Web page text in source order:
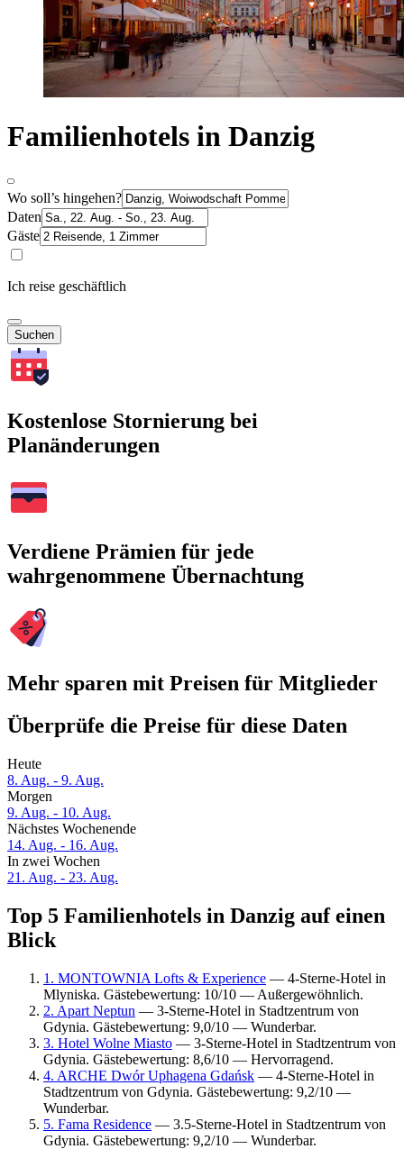
Familienhotels in Danzig
Wo soll’s hingehen?
Daten
Gäste
Ich reise geschäftlich
Suchen
Kostenlose Stornierung bei
Planänderungen
Verdiene Prämien für jede
wahrgenommene Übernachtung
Mehr sparen mit Preisen für Mitglieder
Überprüfe die Preise für diese Daten
Heute
8. Aug. - 9. Aug.
Morgen
9. Aug. - 10. Aug.
Nächstes Wochenende
14. Aug. - 16. Aug.
In zwei Wochen
21. Aug. - 23. Aug.
Top 5 Familienhotels in Danzig auf einen
Blick
1. MONTOWNIA Lofts & Experience — 4-Sterne-Hotel in
Mlyniska. Gästebewertung: 10/10 — Außergewöhnlich.
2. Apart Neptun — 3-Sterne-Hotel in Stadtzentrum von
Gdynia. Gästebewertung: 9,0/10 — Wunderbar.
3. Hotel Wolne Miasto — 3-Sterne-Hotel in Stadtzentrum von
Gdynia. Gästebewertung: 8,6/10 — Hervorragend.
4. ARCHE Dwór Uphagena Gdańsk — 4-Sterne-Hotel in
Stadtzentrum von Gdynia. Gästebewertung: 9,2/10 —
Wunderbar.
5. Fama Residence — 3.5-Sterne-Hotel in Stadtzentrum von
Gdynia. Gästebewertung: 9,2/10 — Wunderbar.